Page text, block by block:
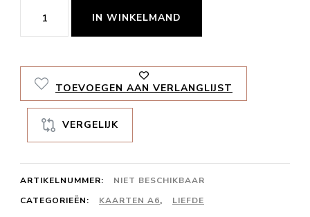
Mijn
schat,
snoes
aantal
IN WINKELMAND
TOEVOEGEN AAN VERLANGLIJST
VERGELIJK
ARTIKELNUMMER:
NIET BESCHIKBAAR
CATEGORIEËN:
KAARTEN A6,
LIEFDE